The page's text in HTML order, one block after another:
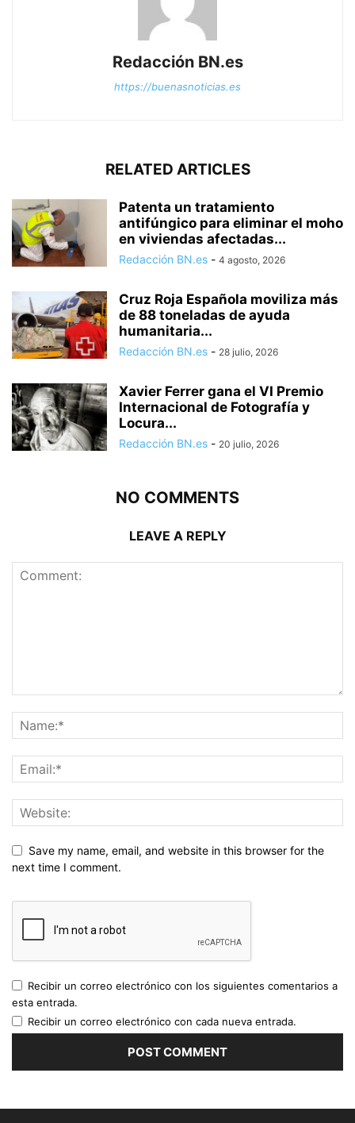
Redacción BN.es
https://buenasnoticias.es
RELATED ARTICLES
Patenta un tratamiento
antifúngico para eliminar el moho
en viviendas afectadas...
Redacción BN.es - 4 agosto, 2026
Cruz Roja Española moviliza más
de 88 toneladas de ayuda
humanitaria...
Redacción BN.es - 28 julio, 2026
Xavier Ferrer gana el VI Premio
Internacional de Fotografía y
Locura...
Redacción BN.es - 20 julio, 2026
NO COMMENTS
LEAVE A REPLY
Save my name, email, and website in this browser for the
next time I comment.
Recibir un correo electrónico con los siguientes comentarios a
esta entrada.
Recibir un correo electrónico con cada nueva entrada.